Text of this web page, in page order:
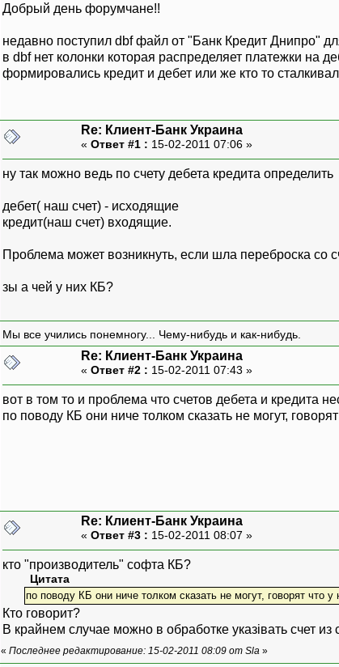
Добрый день форумчане!!
недавно поступил dbf файл от "Банк Кредит Днипро"
в dbf нет колонки которая распределяет платежки на
формировались кредит и дебет или же кто то
Re: Клиент-Банк Украина
« Ответ #1 : 15-02-2011 07:06 »
ну так можно ведь по счету дебета кредита определить
дебет( наш счет) - исходящие
кредит(наш счет) входящие.
Проблема может возникнуть, если шла переброска со
зы а чей у них КБ?
Мы все учились понемногу... Чему-нибудь и как-нибудь.
Re: Клиент-Банк Украина
« Ответ #2 : 15-02-2011 07:43 »
вот в том то и проблема что счетов дебета и кредита
по поводу КБ они ниче толком сказать не могут,
Re: Клиент-Банк Украина
« Ответ #3 : 15-02-2011 08:07 »
кто "производитель" софта КБ?
Цитата
по поводу КБ они ниче толком сказать не могут, говорят что у
Кто говорит?
В крайнем случае можно в обработке указівать счет из
« Последнее редактирование: 15-02-2011 08:09 от Sla »